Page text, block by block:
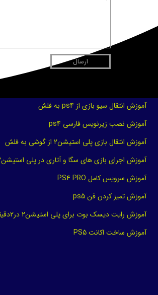
ارسال
آموزش انتقال سیو بازی از ps4 به فلش
آموزش نصب زیرنویس فارسی ps4
آموزش انتقال بازی پلی استیشن2 از گوشی به فلش
آموزش اجرای بازی های سگا و آتاری در پلی استیشن2
آموزش سرویس کامل PS4 PRO
آموزش تمیز کردن فن ps5
آموزش رایت دیسک بوت برای پلی استیشن2 در2دقیقه
آموزش ساخت اکانت PS5